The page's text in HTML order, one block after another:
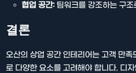
협업 공간: 팀워크를 강조하는 구
결론
오산의 상업 공간 인테리어는 고객 만족
로 다양한 요소를 고려해야 합니다. 디